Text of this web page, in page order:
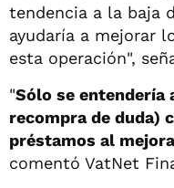
tendencia a la baja
ayudaría a mejorar
esta operación",
"Sólo se entendería
recompra de duda)
préstamos al
comentó VatNet